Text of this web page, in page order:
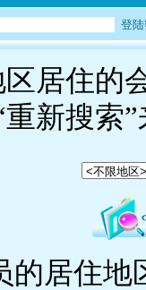
登
居住的
新搜索
的居住地